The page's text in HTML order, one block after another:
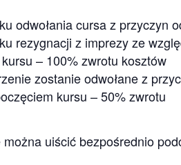
odwołania cursa z przyczyn
rezygnacji z imprezy ze
– 100% zwrotu kosztów
zostanie odwołane z
kursu – 50% zwrotu
można uiścić bezpośrednio